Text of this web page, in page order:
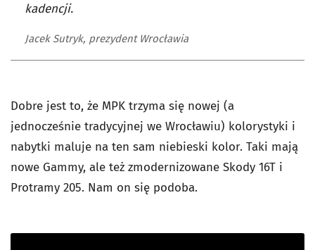
kadencji.
Jacek Sutryk, prezydent Wrocławia
Dobre jest to, że MPK trzyma się nowej (a
jednocześnie tradycyjnej we Wrocławiu) kolorystyki i
nabytki maluje na ten sam niebieski kolor. Taki mają
nowe Gammy, ale też zmodernizowane Skody 16T i
Protramy 205. Nam on się podoba.